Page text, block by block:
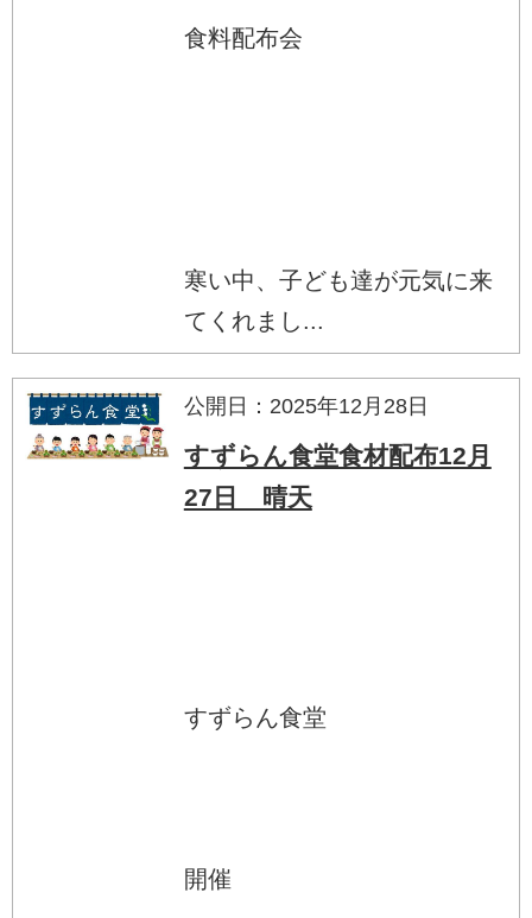
食料配布会
寒い中、子ども達が元気に来
てくれまし...
公開日：2025年12月28日
すずらん食堂食材配布12月
27日 晴天
すずらん食堂
開催